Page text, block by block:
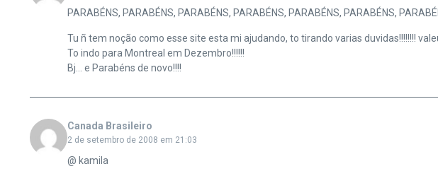
PARABÉNS, PARABÉNS, PARABÉNS, PARABÉNS, PARABÉNS, PARABÉNS,
Tu ñ tem noção como esse site esta mi ajudando, to tirando varias duvidas!!!!!!!!
To indo para Montreal em Dezembro!!!!!!
Bj… e Parabéns de novo!!!!
Canada Brasileiro
2 de setembro de 2008 em 21:03
@ kamila